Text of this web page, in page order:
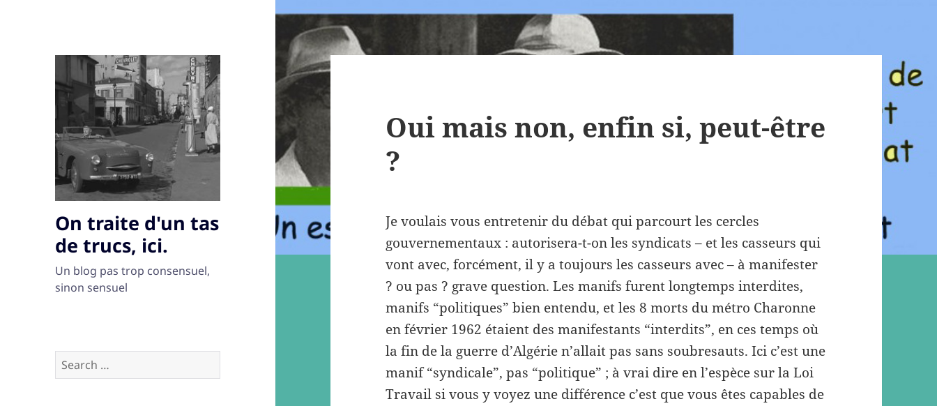
On traite d'un tas
de trucs, ici.
Un blog pas trop consensuel,
sinon sensuel
Search
for:
Oui mais non, enfin si, peut-être
?
Je voulais vous entretenir du débat qui parcourt les cercles
gouvernementaux : autorisera-t-on les syndicats – et les casseurs qui
vont avec, forcément, il y a toujours les casseurs avec – à manifester
? ou pas ? grave question. Les manifs furent longtemps interdites,
manifs “politiques” bien entendu, et les 8 morts du métro Charonne
en février 1962 étaient des manifestants “interdits”, en ces temps où
la fin de la guerre d’Algérie n’allait pas sans soubresauts. Ici c’est une
manif “syndicale”, pas “politique” ; à vrai dire en l’espèce sur la Loi
Travail si vous y voyez une différence c’est que vous êtes capables de